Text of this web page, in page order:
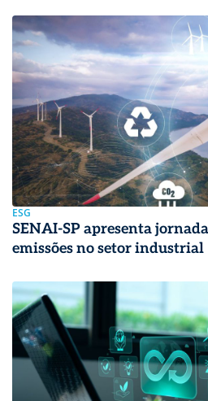
ESG
SENAI-SP apresenta
emissões no setor industrial